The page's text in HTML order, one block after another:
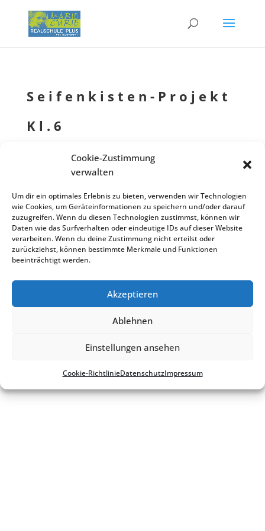
Cookie-Zustimmung
verwalten
Um dir ein optimales Erlebnis zu bieten, verwenden wir Technologien
wie Cookies, um Geräteinformationen zu speichern und/oder darauf
zuzugreifen. Wenn du diesen Technologien zustimmst, können wir
Daten wie das Surfverhalten oder eindeutige IDs auf dieser Website
verarbeiten. Wenn du deine Zustimmung nicht erteilst oder
zurückziehst, können bestimmte Merkmale und Funktionen
beeinträchtigt werden.
Akzeptieren
Ablehnen
Einstellungen ansehen
Cookie-Richt­li­nieDaten­schutzImpres­sum
Seifen­kis­ten-Projekt
Kl.6
Eventmanager | 11.10.2022
Okt.
04
Okt.
07
Seifen­kis­ten-Projekt für Kl.-Stufe 6 mit Tobi Ohmann, 1,5
Tage je Klasse
Zurück zur Veranstaltungsliste
Kontakt Impres­sum
Daten­schutz
Cookie-Richt­­li­­nie